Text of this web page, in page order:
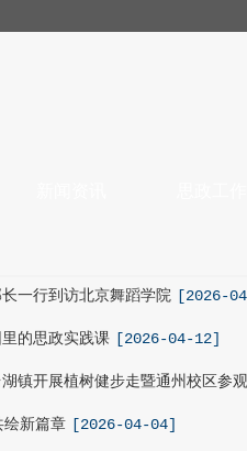
一行到访北京舞蹈学院 [2026-
的思政实践课 [2026-04-12]
镇开展植树健步走暨通州校区参
绘新篇章 [2026-04-04]